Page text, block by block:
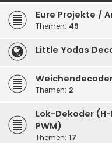
Eure Projekte /
Themen: 49
Little Yodas
Themen: 2
Lok-Dekoder
PWM)
Themen: 17